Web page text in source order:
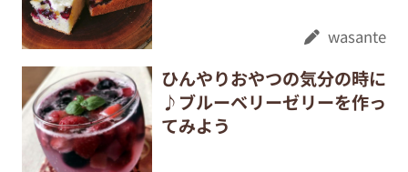
wasante
ひんやりおやつの気分の時に
♪ブルーベリーゼリーを作っ
てみよう